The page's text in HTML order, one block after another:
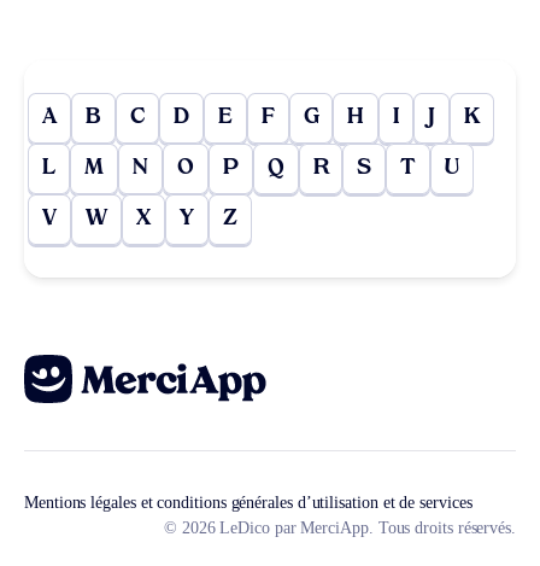
A B C D E F G H I J K
L M N O P Q R S T U
V W X Y Z
Mentions légales et conditions générales d’utilisation et de services
© 2026 LeDico par MerciApp. Tous droits réservés.